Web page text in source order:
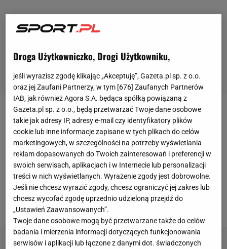
Atalanta Bergamo walczy o podium w dobiegającym
końca sezonieSerieA. Na zupełnie przeciwległym
biegunie tabeli znajduje się Lecce, które za wszelką
cenę chciałoby uniknąć degradacji. Oba zespoły w
piątkowy wieczór miały rozegrać spotkanie 34.
kolejki. Już wiadomo, że mecz się nie odbędzie.
Doszło do tragedii.
Droga Użytkowniczko, Drogi Użytkowniku,
jeśli wyrazisz zgodę klikając „Akceptuję”, Gazeta.pl sp. z o.o.
oraz jej Zaufani Partnerzy, w tym [676] Zaufanych Partnerów
IAB, jak również Agora S.A. będąca spółką powiązaną z
Gazeta.pl sp. z o.o., będą przetwarzać Twoje dane osobowe
takie jak adresy IP, adresy e-mail czy identyfikatory plików
cookie lub inne informacje zapisane w tych plikach do celów
marketingowych, w szczególności na potrzeby wyświetlania
reklam dopasowanych do Twoich zainteresowań i preferencji w
swoich serwisach, aplikacjach i w Internecie lub personalizacji
treści w nich wyświetlanych. Wyrażenie zgody jest dobrowolne.
Jeśli nie chcesz wyrazić zgody, chcesz ograniczyć jej zakres lub
chcesz wycofać zgodę uprzednio udzieloną przejdź do
„Ustawień Zaawansowanych”.
Twoje dane osobowe mogą być przetwarzane także do celów
badania i mierzenia informacji dotyczących funkcjonowania
serwisów i aplikacji lub łączone z danymi dot. świadczonych